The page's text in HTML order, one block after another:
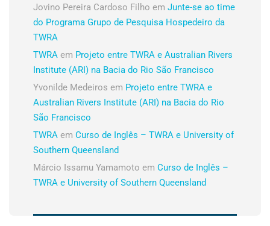
Jovino Pereira Cardoso Filho em Junte-se ao time
do Programa Grupo de Pesquisa Hospedeiro da
TWRA
TWRA em Projeto entre TWRA e Australian Rivers
Institute (ARI) na Bacia do Rio São Francisco
Yvonilde Medeiros em Projeto entre TWRA e
Australian Rivers Institute (ARI) na Bacia do Rio
São Francisco
TWRA em Curso de Inglês – TWRA e University of
Southern Queensland
Márcio Issamu Yamamoto em Curso de Inglês –
TWRA e University of Southern Queensland